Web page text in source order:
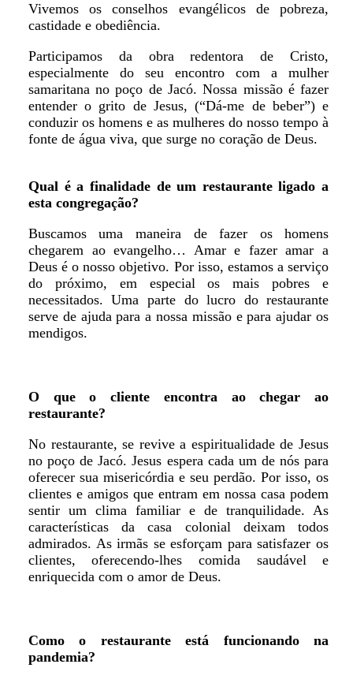
Vivemos os conselhos evangélicos de pobreza,
castidade e obediência.
Participamos da obra redentora de Cristo,
especialmente do seu encontro com a mulher
samaritana no poço de Jacó. Nossa missão é fazer
entender o grito de Jesus, (“Dá-me de beber”) e
conduzir os homens e as mulheres do nosso tempo à
fonte de água viva, que surge no coração de Deus.
Qual é a finalidade de um restaurante ligado a
esta congregação?
Buscamos uma maneira de fazer os homens
chegarem ao evangelho… Amar e fazer amar a
Deus é o nosso objetivo. Por isso, estamos a serviço
do próximo, em especial os mais pobres e
necessitados. Uma parte do lucro do restaurante
serve de ajuda para a nossa missão e para ajudar os
mendigos.
O que o cliente encontra ao chegar ao
restaurante?
No restaurante, se revive a espiritualidade de Jesus
no poço de Jacó. Jesus espera cada um de nós para
oferecer sua misericórdia e seu perdão. Por isso, os
clientes e amigos que entram em nossa casa podem
sentir um clima familiar e de tranquilidade. As
características da casa colonial deixam todos
admirados. As irmãs se esforçam para satisfazer os
clientes, oferecendo-lhes comida saudável e
enriquecida com o amor de Deus.
Como o restaurante está funcionando na
pandemia?